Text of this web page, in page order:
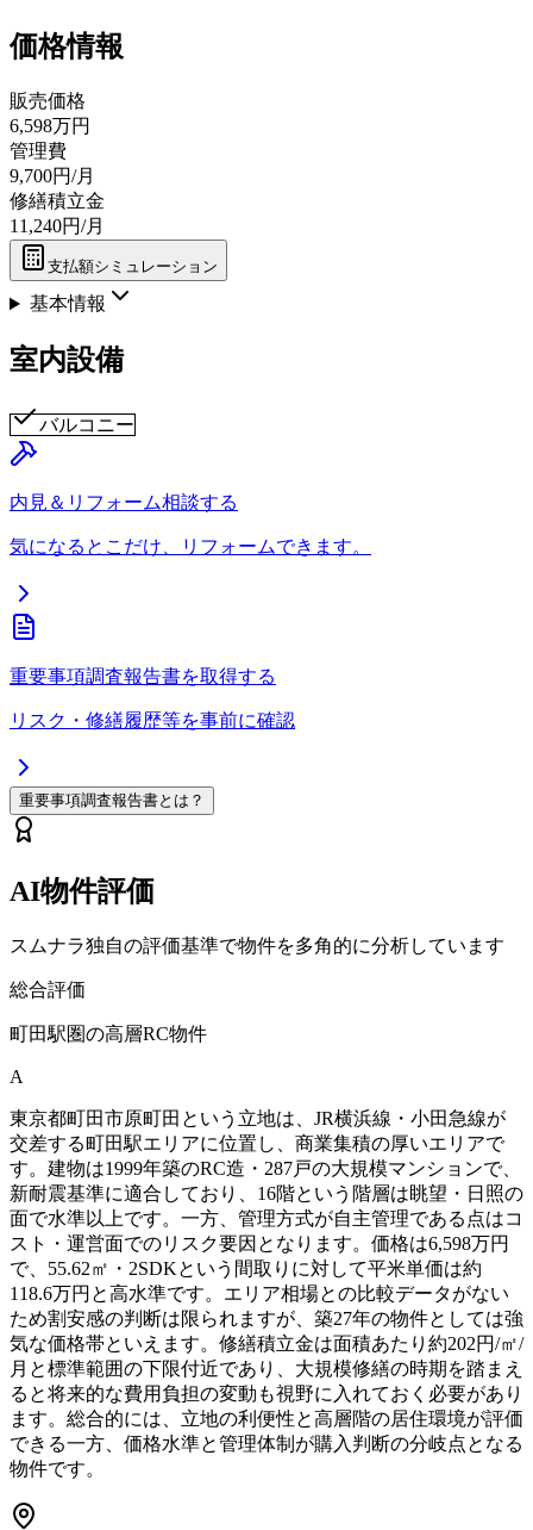
価格情報
販売価格
6,598万円
管理費
9,700円/月
修繕積立金
11,240円/月
支払額シミュレーション
基本情報
室内設備
バルコニー
内見＆リフォーム相談する
気になるとこだけ、リフォームできます。
重要事項調査報告書を取得する
リスク・修繕履歴等を事前に確認
重要事項調査報告書とは？
AI物件評価
スムナラ独自の評価基準で物件を多角的に分析しています
総合評価
町田駅圏の高層RC物件
A
東京都町田市原町田という立地は、JR横浜線・小田急線が
交差する町田駅エリアに位置し、商業集積の厚いエリアで
す。建物は1999年築のRC造・287戸の大規模マンションで、
新耐震基準に適合しており、16階という階層は眺望・日照の
面で水準以上です。一方、管理方式が自主管理である点はコ
スト・運営面でのリスク要因となります。価格は6,598万円
で、55.62㎡・2SDKという間取りに対して平米単価は約
118.6万円と高水準です。エリア相場との比較データがない
ため割安感の判断は限られますが、築27年の物件としては強
気な価格帯といえます。修繕積立金は面積あたり約202円/㎡/
月と標準範囲の下限付近であり、大規模修繕の時期を踏まえ
ると将来的な費用負担の変動も視野に入れておく必要があり
ます。総合的には、立地の利便性と高層階の居住環境が評価
できる一方、価格水準と管理体制が購入判断の分岐点となる
物件です。